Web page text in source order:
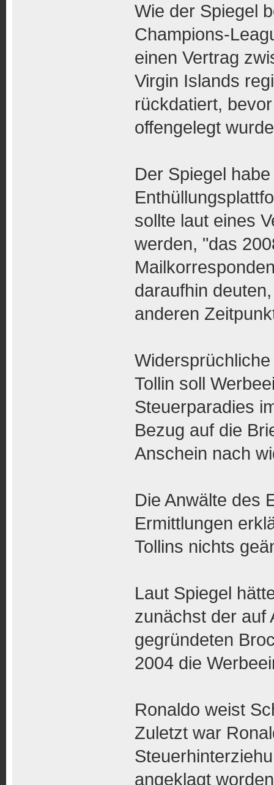
Wie der Spiegel
Champions-
einen Vertrag
Virgin Islands
rückdatiert,
offengelegt
Der Spiegel
sollte laut eines
werden, "das
daraufhin
anderen
Tollin soll
Steuerparadies
Bezug auf die
Anschein nach
Die Anwälte des
Ermittlungen
Tollins nichts
Laut Spiegel
zunächst der auf
gegründeten
2004 die
Ronaldo weist
Zuletzt war
angeklagt